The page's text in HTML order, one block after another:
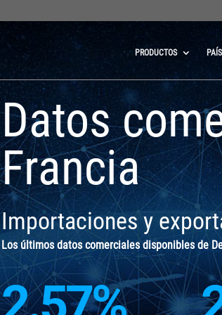
PRODUCTOS
Datos
Francia
Importaciones y
Los últimos datos comerciales disponibles de